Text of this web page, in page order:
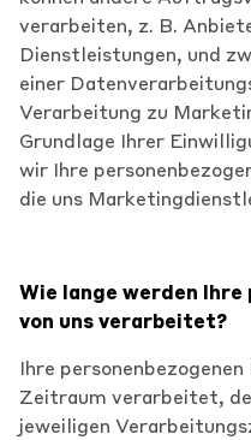
verarbeiten, z. B.
Dienstleistungen, und
einer
Verarbeitung zu
Grundlage Ihrer
wir Ihre
die uns
Wie lange werden Ihre
von uns verarbeitet?
Ihre
Zeitraum verarbeitet,
jeweiligen